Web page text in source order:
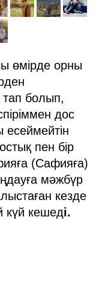
өмірде орны
болып,
дос
есеймейтін
пен бір
(Сафияға)
мәжбүр
кезде
күй кешеді.